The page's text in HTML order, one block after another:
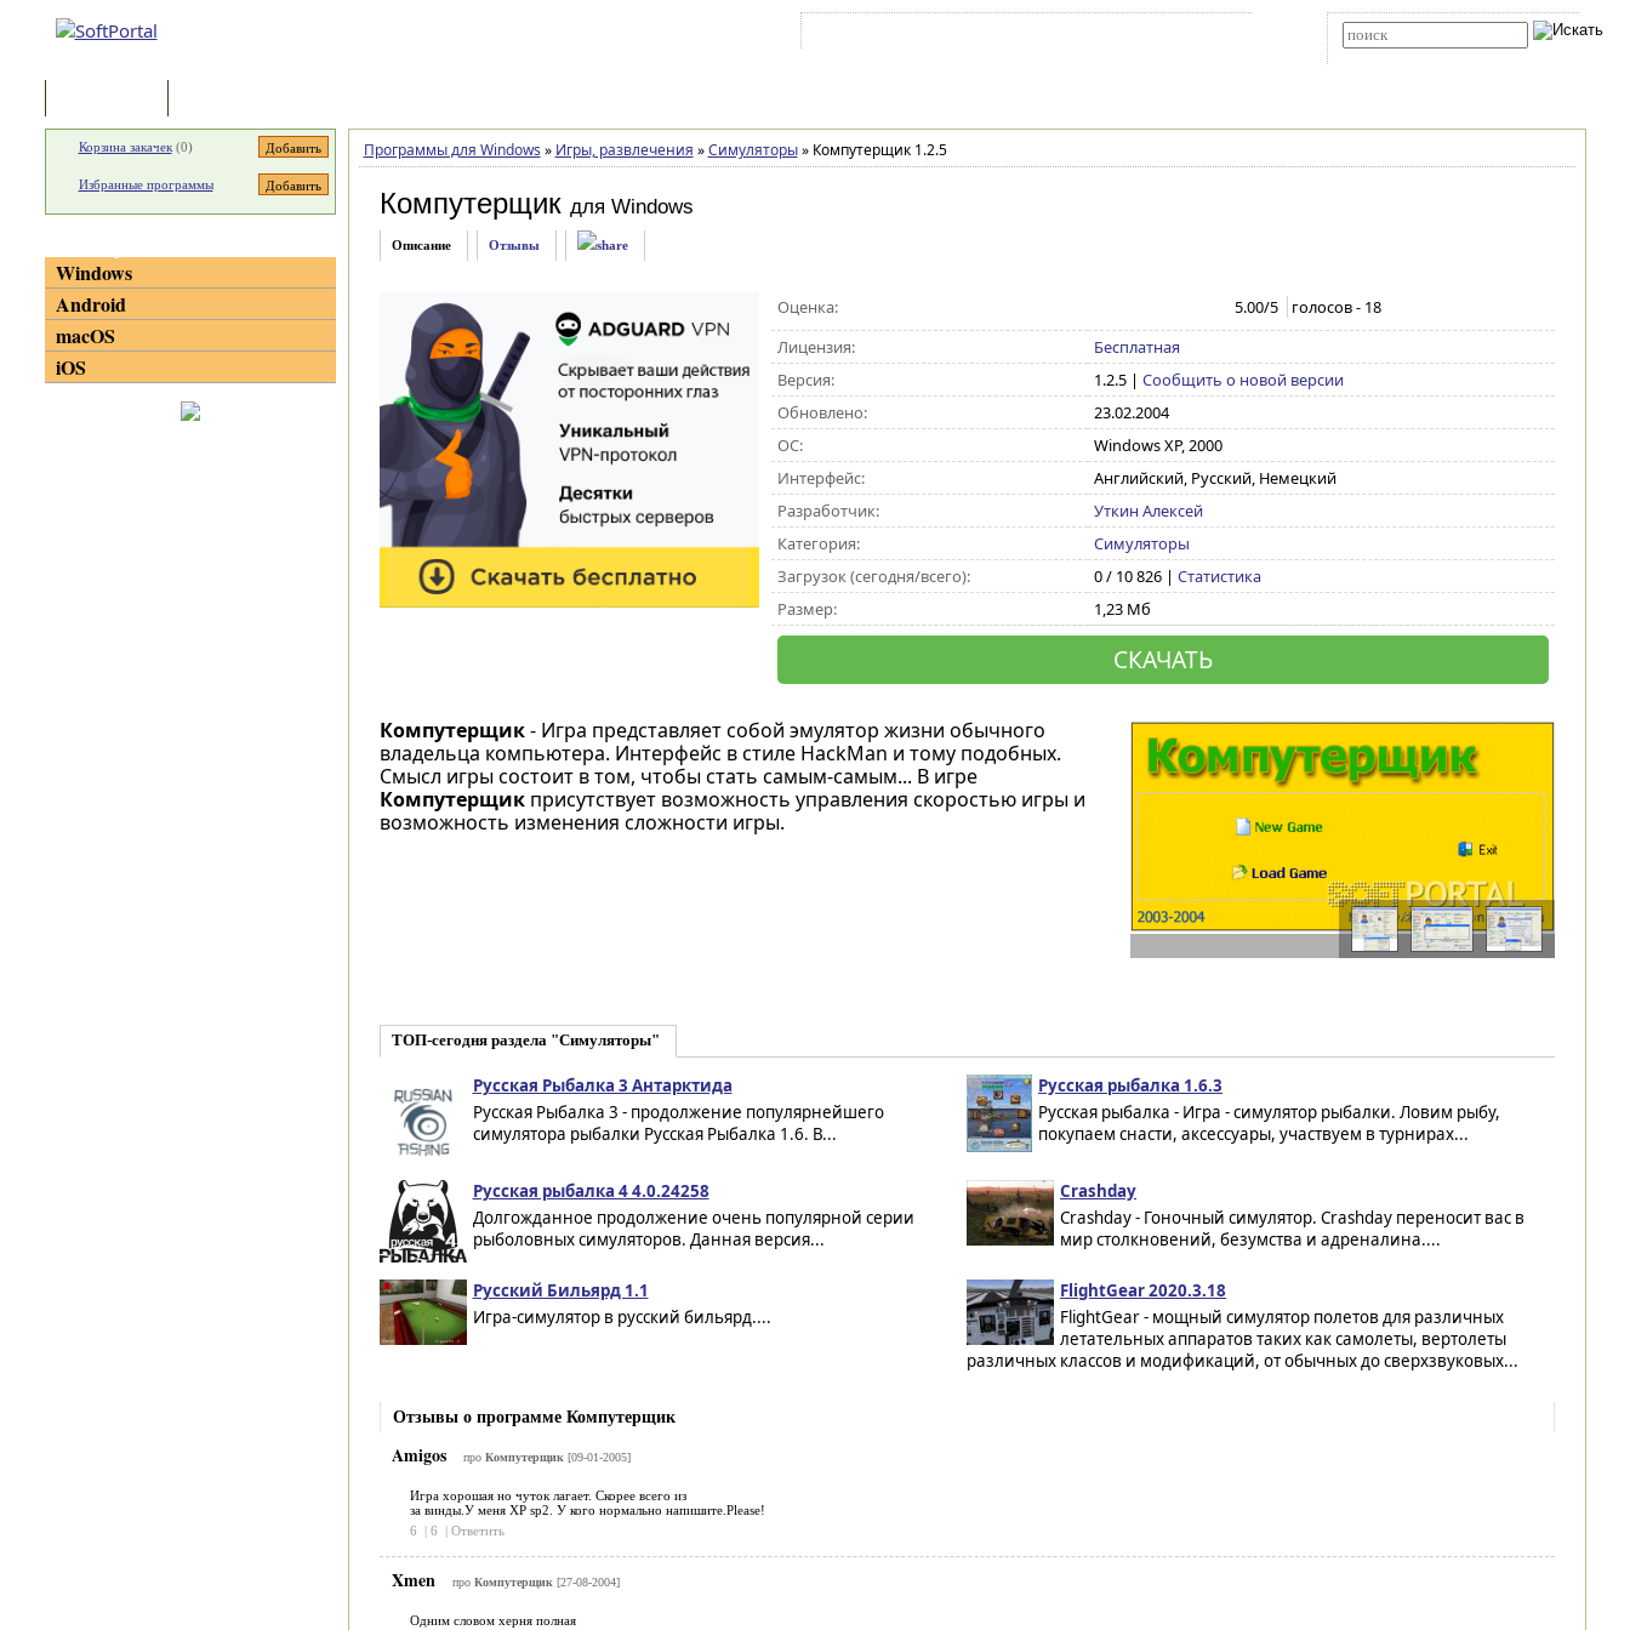
Программы для Windows » Игры, развлечения » Симуляторы »Компутерщик 1.2.5
Компутерщик для Windows
Описание Отзывы
Оценка: 5.00/5 голосов - 18
Лицензия:
Бесплатная
Версия:
1.2.5| Сообщить о новой версии
Обновлено:
23.02.2004
ОС:
Windows XP, 2000
Интерфейс:
Английский, Русский, Немецкий
Разработчик:
Уткин Алексей
Категория:
Симуляторы
Загрузок (сегодня/всего):
0 / 10 826 | Статистика
Размер:
1,23 Мб
СКАЧАТЬ
Компутерщик- Игра представляет собой эмулятор жизни обычного
владельца компьютера. Интерфейс в стиле HackMan и тому подобных.
Смысл игры состоит в том, чтобы стать самым-самым... В игре
Компутерщикприсутствует возможность управления скоростью игры и
возможность изменения сложности игры.
ТОП-сегодня раздела "Симуляторы"
Русская Рыбалка 3 Антарктида
Русская Рыбалка 3 - продолжение популярнейшего
симулятора рыбалки Русская Рыбалка 1.6. В...
Русская рыбалка 1.6.3
Русская рыбалка - Игра - симулятор рыбалки. Ловим рыбу,
покупаем снасти, аксессуары, участвуем в турнирах...
Русская рыбалка 4 4.0.24258
Долгожданное продолжение очень популярной серии
рыболовных симуляторов. Данная версия...
Crashday
Crashday - Гоночный симулятор. Crashday переносит вас в
мир столкновений, безумства и адреналина....
Русский Бильярд 1.1
Игра-симулятор в русский бильярд....
FlightGear 2020.3.18
FlightGear - мощный симулятор полетов для различных
летательных аппаратов таких как самолеты, вертолеты
различных классов и модификаций, от обычных до сверхзвуковых...
Отзывы о программе Компутерщик
Amigos
про Компутерщик [09-01-2005]
Игра хорошая но чуток лагает. Скорее всего из
за винды.У меня ХР sp2. У кого нормально напишите.Please!
6
6 Ответить
Xmen про Компутерщик [27-08-2004]
Одним словом херня полная
Корзина закачек(0)
Избранные программы
Windows
Android
macOS
iOS